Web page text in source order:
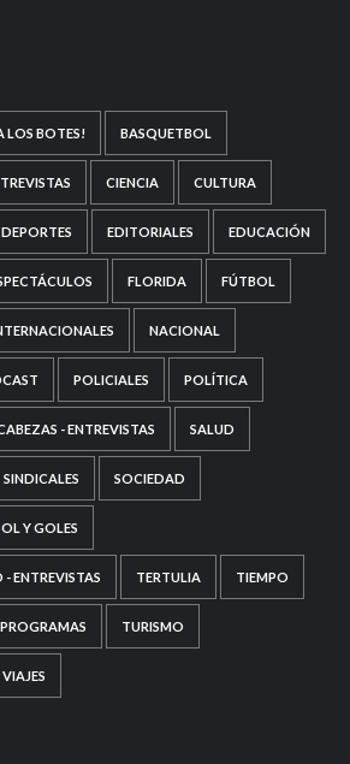
LOS BOTES! BASQUETBOL
CIENCIA CULTURA
DEPORTES EDITORIALES EDUCACIÓN
FLORIDA FÚTBOL
NACIONAL
POLICIALES POLÍTICA
- ENTREVISTAS SALUD
SINDICALES SOCIEDAD
Y GOLES
ENTREVISTAS TERTULIA TIEMPO
TURISMO
VIAJES